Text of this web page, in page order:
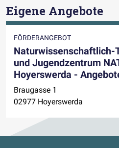
Eigene Angebote
FÖRDERANGEBOT
Naturwissenschaftlich-
und Jugendzentrum
Hoyerswerda -
Braugasse 1
02977 Hoyerswerda